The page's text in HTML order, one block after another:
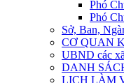
Phó
Phó
Sở, Ban,
CƠ QUAN
UBND các
DANH
LỊCH LÀM